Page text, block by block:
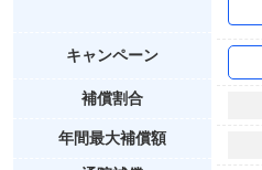
キャンペーン
補償割合
年間最大補償額